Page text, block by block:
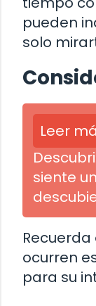
pueden
solo
Leer
siente
ocurren
para su